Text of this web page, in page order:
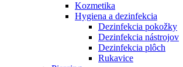
Kozmetika
Hygiena a dezinfekcia
Dezinfekcia pokožky
Dezinfekcia nástrojov
Dezinfekcia plôch
Rukavice